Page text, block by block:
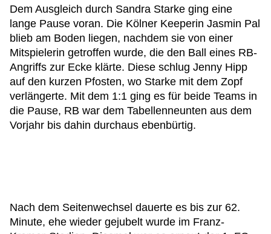
Dem Ausgleich durch Sandra Starke ging eine
lange Pause voran. Die Kölner Keeperin Jasmin Pal
blieb am Boden liegen, nachdem sie von einer
Mitspielerin getroffen wurde, die den Ball eines RB-
Angriffs zur Ecke klärte. Diese schlug Jenny Hipp
auf den kurzen Pfosten, wo Starke mit dem Zopf
verlängerte. Mit dem 1:1 ging es für beide Teams in
die Pause, RB war dem Tabellenneunten aus dem
Vorjahr bis dahin durchaus ebenbürtig.
Nach dem Seitenwechsel dauerte es bis zur 62.
Minute, ehe wieder gejubelt wurde im Franz-